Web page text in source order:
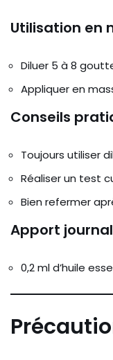
Utilisation en
Diluer 5 à 8
Appliquer en
Conseils
Toujours utiliser
Réaliser un test
Bien refermer
Apport
0,2 ml d’huile